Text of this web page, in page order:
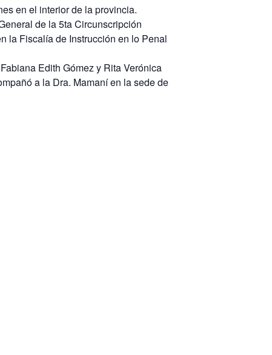
en el interior de la provincia.
de la 5ta Circunscripción
la Fiscalía de Instrucción en lo Penal
Edith Gómez y Rita Verónica
a la Dra. Mamaní en la sede de